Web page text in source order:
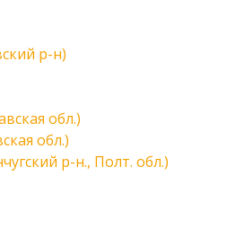
р-н)
обл.)
обл.)
р-н., Полт. обл.)